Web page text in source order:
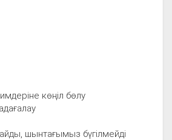
көңіл бөлу
шынтағымыз бүгілмейді